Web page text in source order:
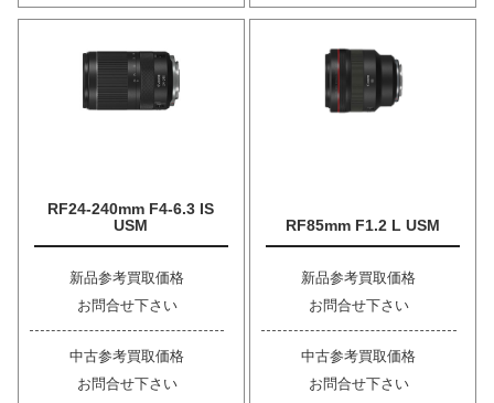
RF24-240mm F4-6.3 IS
USM
新品参考買取価格
お問合せ下さい
中古参考買取価格
お問合せ下さい
RF85mm F1.2 L USM
新品参考買取価格
お問合せ下さい
中古参考買取価格
お問合せ下さい